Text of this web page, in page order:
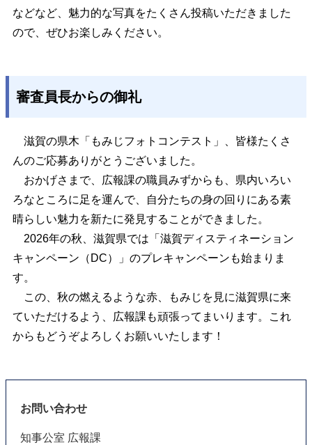
などなど、魅力的な写真をたくさん投稿いただきました
ので、ぜひお楽しみください。
審査員長からの御礼
滋賀の県木「もみじフォトコンテスト」、皆様たくさ
んのご応募ありがとうございました。
おかげさまで、広報課の職員みずからも、県内いろい
ろなところに足を運んで、自分たちの身の回りにある素
晴らしい魅力を新たに発見することができました。
2026年の秋、滋賀県では「滋賀ディスティネーション
キャンペーン（DC）」のプレキャンペーンも始まりま
す。
この、秋の燃えるような赤、もみじを見に滋賀県に来
ていただけるよう、広報課も頑張ってまいります。これ
からもどうぞよろしくお願いいたします！
お問い合わせ
知事公室 広報課